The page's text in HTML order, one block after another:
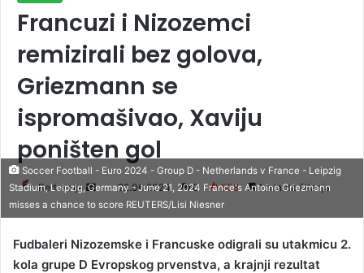
Francuzi i Nizozemci
remizirali bez golova,
Griezmann se
ispromašivao, Xaviju
poništen gol
Redakcija
S
e
d
a
22.06.2024 0 508 1 minuta čitanja
Soccer Football - Euro 2024 - Group D - Netherlands v France - Leipzig
Stadium, Leipzig, Germany - June 21, 2024 France's Antoine Griezmann
misses a chance to score REUTERS/Lisi Niesner
Fudbaleri Nizozemske i Francuske odigrali su utakmicu 2.
kola grupe D Evropskog prvenstva, a krajnji rezultat